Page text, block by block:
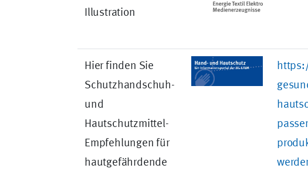
Illustration
Hier finden Sie
Schutzhandschuh-
und
Hautschutzmittel-
Empfehlungen für
hautgefährdende